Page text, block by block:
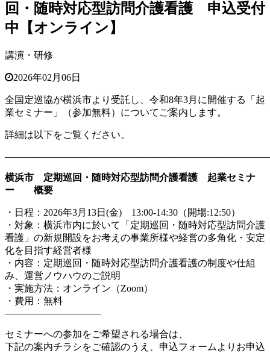
回・随時対応型訪問介護看護 申込受付
中【オンライン】
講演・研修
2026年02月06日
全国定巡協が横浜市より受託し、令和8年3月に開催する「起
業セミナー」（参加無料）についてご案内します。
詳細は以下をご覧ください。
横浜市 定期巡回・随時対応型訪問介護看護 起業セミナ
ー 概要
・日程：2026年3月13日(金) 13:00-14:30（開場:12:50）
・対象：横浜市内に於いて「定期巡回・随時対応型訪問介護
看護」の新規開設をお考えの事業所様や経営の多角化・安定
化を目指す経営者様
・内容：定期巡回・随時対応型訪問介護看護の制度や仕組
み、運営ノウハウのご説明
・実施方法：オンライン（Zoom）
・費用：無料
――――――――――
セミナーへの参加をご希望される場合は、
下記の案内チラシをご確認のうえ、申込フォームよりお申込